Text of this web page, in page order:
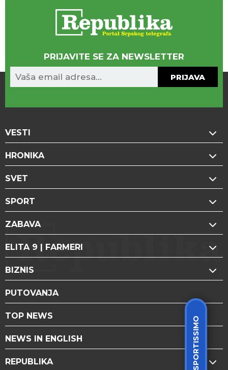
SPORTISSIMO
PRIJAVITE SE ZA NEWSLETTER
PRIJAVA
VESTI
HRONIKA
SVET
SPORT
ZABAVA
ELITA 9 | FARMERI
BIZNIS
PUTOVANJA
TOP NEWS
NEWS IN ENGLISH
REPUBLIKA